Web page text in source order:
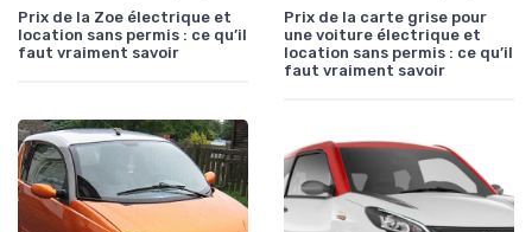
Prix de la Zoe électrique et
location sans permis : ce qu’il
faut vraiment savoir
Prix de la carte grise pour
une voiture électrique et
location sans permis : ce qu’il
faut vraiment savoir